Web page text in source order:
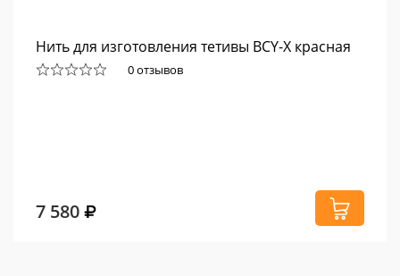
Нить для изготовления тетивы BCY-X красная
0 отзывов
7 580